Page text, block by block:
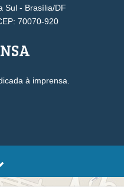
Sul - Brasília/DF
70070-920
à imprensa.